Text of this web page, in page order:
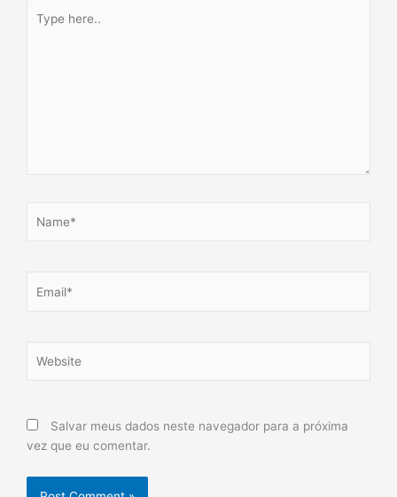
here..
Salvar meus dados neste navegador para a próxima
vez que eu comentar.